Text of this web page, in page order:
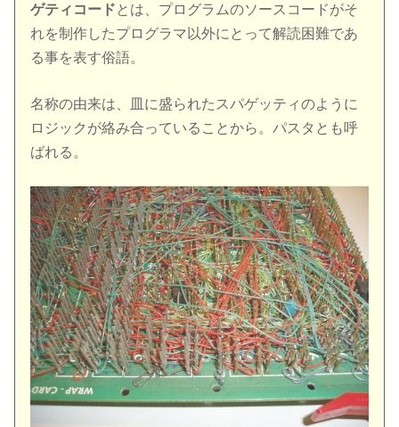
ゲティコード とは、プログラムのソースコードがそ
れを制作したプログラマ以外にとって解読困難であ
る事を表す俗語。
名称の由来は、皿に盛られたスパゲッティのように
ロジックが絡み合っていることから。パスタとも呼
ばれる。